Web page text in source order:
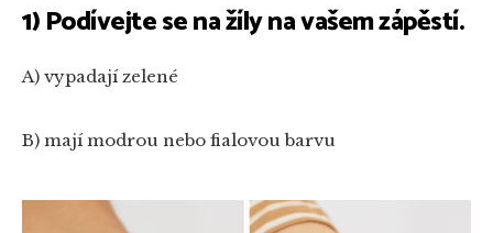
1) Podívejte se na žíly na vašem zápěstí.
A) vypadají zelené
B) mají modrou nebo fialovou barvu